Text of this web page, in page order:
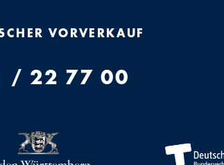
VORVERKAUF
/ 22 77 00